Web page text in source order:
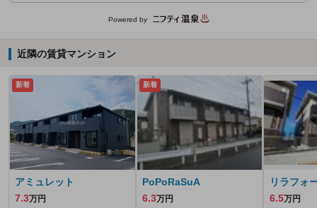
Powered by
近隣の賃貸マンション
新着
アミュレット
7.3万円
新着
PoPoRaSuA
6.3万円
リラフォ
6.5万円